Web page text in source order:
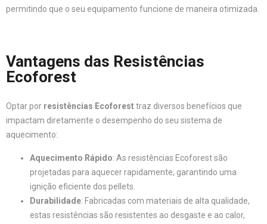
permitindo que o seu equipamento funcione de maneira otimizada.
Vantagens das Resistências
Ecoforest
Optar por resistências Ecoforesttraz diversos benefícios que
impactam diretamente o desempenho do seu sistema de
aquecimento:
Aquecimento Rápido: As resistências Ecoforest são
projetadas para aquecer rapidamente, garantindo uma
ignição eficiente dos pellets.
Durabilidade: Fabricadas com materiais de alta qualidade,
estas resistências são resistentes ao desgaste e ao calor,